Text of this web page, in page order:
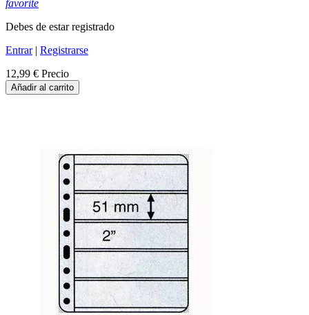
favorite
Debes de estar registrado
Entrar| Registrarse
12,99 € Precio
Añadir al carrito